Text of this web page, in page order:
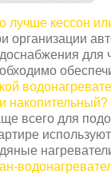
дачного участка,
лучше кессон
организации
для
накопительный?
всего для